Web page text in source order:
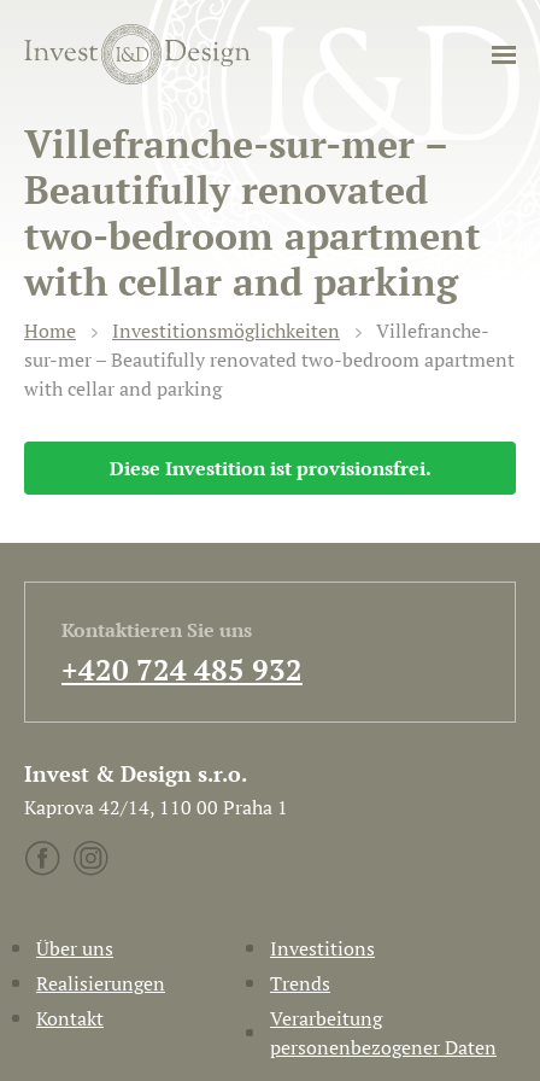
Villefranche-sur-mer –
Beautifully renovated
two-bedroom apartment
with cellar and parking
Home Investitionsmöglichkeiten
Villefranche-
sur-mer – Beautifully renovated two-bedroom apartment
with cellar and parking
Diese Investition ist provisionsfrei.
Kontaktieren Sie uns
+420 724 485 932
Invest & Design s.r.o.
Kaprova 42/14, 110 00 Praha 1
Über uns
Investitions
Realisierungen
Trends
Kontakt
Verarbeitung
personenbezogener Daten